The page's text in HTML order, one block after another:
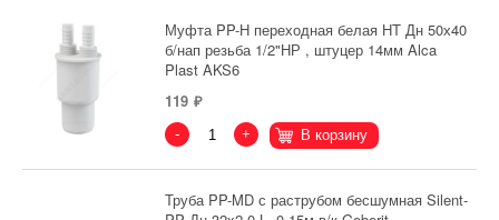
Муфта PP-H переходная белая HT Дн 50х40
б/нап резьба 1/2"НР , штуцер 14мм Alca
Plast AKS6
119
- + В корзину
Труба PP-MD с раструбом бесшумная Silent-